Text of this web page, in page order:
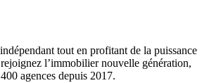
tout en profitant de la puissance
l’immobilier nouvelle génération,
agences depuis 2017.